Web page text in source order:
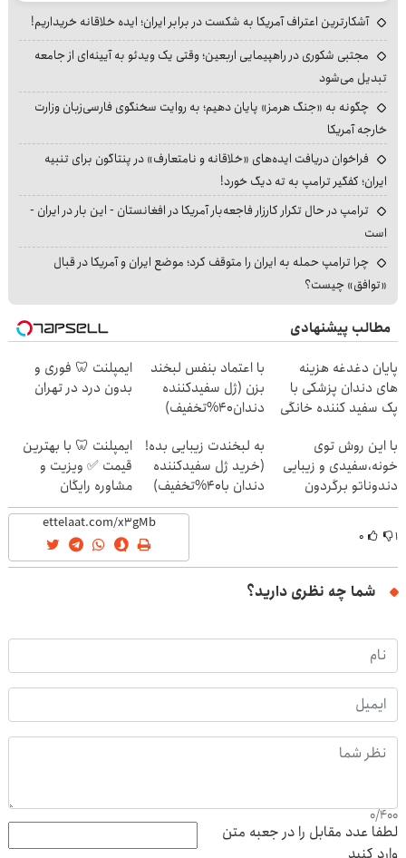
آشکارترین اعتراف آمریکا به شکست در برابر ایران؛ ایده خلاقانه خریداریم!
مجتبی شکوری در راهپیمایی اربعین؛ وقتی یک ویدئو به آیینه‌ای از جامعه
تبدیل می‌شود
چگونه به «جنگ هرمز» پایان دهیم؛ به روایت سخنگوی فارسی‌زبان وزارت
خارجه آمریکا
فراخوان دریافت ایده‌های «خلاقانه و نامتعارف» در پنتاگون برای تنبیه
ایران؛ کفگیر ترامپ به ته دیگ خورد!
ترامپ در حال تکرار کارزار فاجعه‌بار آمریکا در افغانستان - این بار در ایران -
است
چرا ترامپ حمله به ایران را متوقف کرد؛ موضع ایران و آمریکا در قبال
«توافق» چیست؟
مطالب پیشنهادی
پایان دغدغه هزینه
های دندان پزشکی با
پک سفید کننده خانگی
با اعتماد بنفس لبخند
بزن (ژل سفیدکننده
دندان40%تخفیف)
ایمپلنت 🦷 فوری و
بدون درد در تهران
با این روش توی
خونه،سفیدی و زیبایی
دندوناتو برگردون
(40%off)
به لبخندت زیبایی بده!
(خرید ژل سفیدکننده
دندان با40%تخفیف)
ایمپلنت 🦷 با بهترین
قیمت ✅ ویزیت و
مشاوره رایگان
۱ ۰
شما چه نظری دارید؟
0/400
لطفا عدد مقابل را در جعبه متن